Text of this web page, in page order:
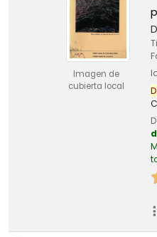
Imagen de
cubierta local